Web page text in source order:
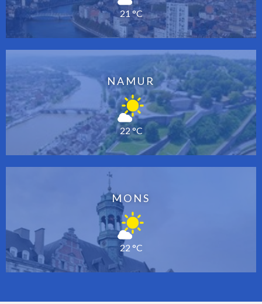
21 °C
NAMUR
22 °C
MONS
22 °C